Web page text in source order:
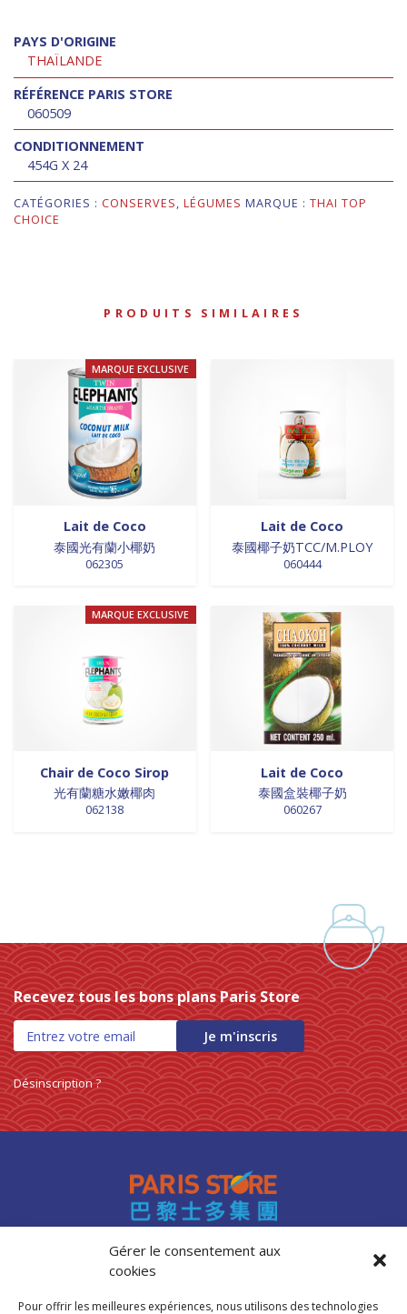
Gérer le consentement aux
cookies
Pour offrir les meilleures expériences, nous utilisons des technologies
PAYS D'ORIGINE
THAÏLANDE
RÉFÉRENCE PARIS STORE
060509
CONDITIONNEMENT
454G X 24
CATÉGORIES : CONSERVES, LÉGUMES MARQUE : THAI TOP
CHOICE
PRODUITS SIMILAIRES
MARQUE EXCLUSIVE
Lait de Coco
泰國光有蘭小椰奶
062305
Lait de Coco
泰國椰子奶TCC/M.PLOY
060444
MARQUE EXCLUSIVE
Chair de Coco Sirop
光有蘭糖水嫩椰肉
062138
Lait de Coco
泰國盒裝椰子奶
060267
Recevez tous les bons plans Paris Store
Je m'inscris
Désinscription ?
Accès professionnels